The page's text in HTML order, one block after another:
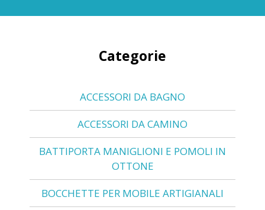
Categorie
ACCESSORI DA BAGNO
ACCESSORI DA CAMINO
BATTIPORTA MANIGLIONI E POMOLI IN
OTTONE
BOCCHETTE PER MOBILE ARTIGIANALI